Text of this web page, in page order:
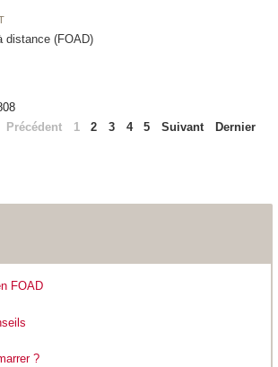
distance (FOAD)
Précédent 1 2 3 4 5 Suivant Dernier
FOAD
?